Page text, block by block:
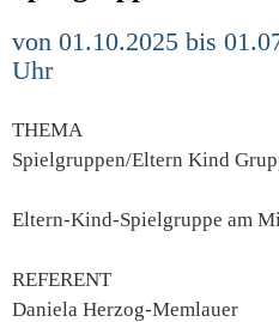
von 01.10.2025 bis
Uhr
THEMA
Spielgruppen/Eltern Kind
Eltern-Kind-Spielgruppe am
REFERENT
Daniela Herzog-Memlauer